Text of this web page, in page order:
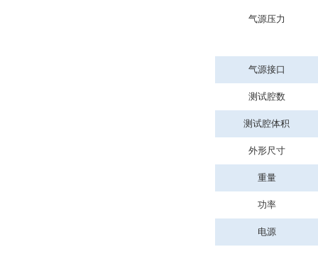
气源压力
气源接口
测试腔数
测试腔体积
外形尺寸
重量
功率
电源